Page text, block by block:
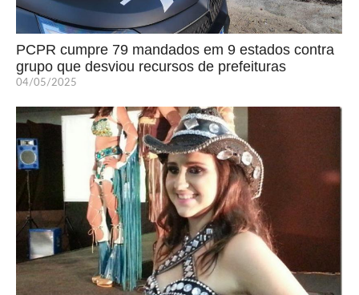
PCPR cumpre 79 mandados em 9 estados contra
grupo que desviou recursos de prefeituras
04/05/2025